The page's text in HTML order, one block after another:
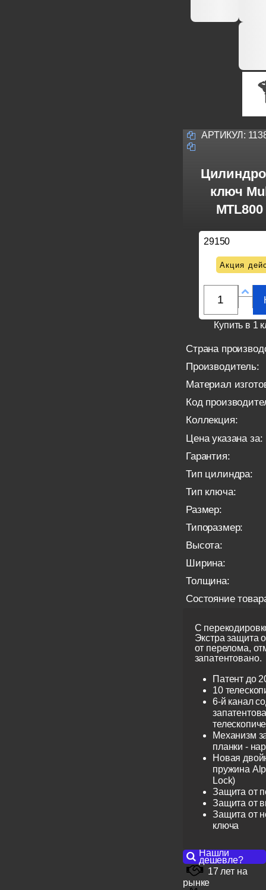
АРТИКУЛ:
ключ
29150
Акция
Купить в 1
Страна
Производитель:
Материал
Код
Коллекция:
Цена указана за:
Гарантия:
Тип цилиндра:
Тип ключа:
Размер:
Типоразмер:
Высота:
Ширина:
Толщина:
Состояние
С
Экстра защита
от перелома,
запатентовано.
Патент до
10
6-й канал
Механизм
планки -
Новая
пружина
Lock)
Защита от
Защита от
Защита от
ключа
Нашли
дешевле?
17 лет на
рынке